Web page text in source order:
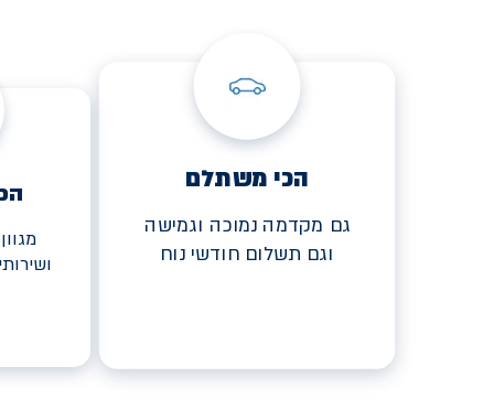
הכי משתלם
גם מקדמה נמוכה וגמישה
וגם תשלום חודשי נוח